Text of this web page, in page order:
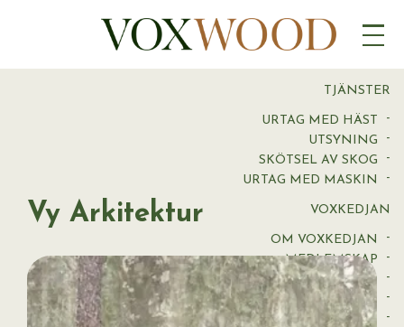
LIST
PANEL
TJÄNSTER
URTAG MED HÄST
UTSYNING
SKÖTSEL AV SKOG
URTAG MED MASKIN
VOXKEDJAN
OM VOXKEDJAN
MEDLEMSKAP
VOXGÅRD
TIMMERINKÖP
UTVECKLING OCH INNOVATION
Vy Arkitektur